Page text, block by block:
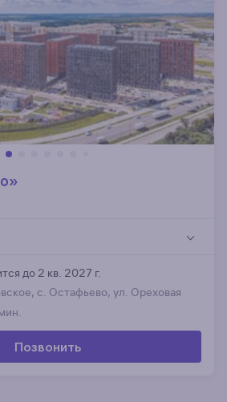
до 2 кв. 2027 г.
с. Остафьево, ул. Ореховая
Позвонить